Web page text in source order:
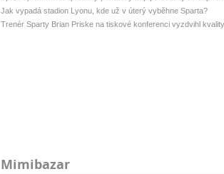
Jak vypadá stadion Lyonu, kde už v úterý vyběhne Sparta?
Trenér Sparty Brian Priske na tiskové konferenci vyzdvihl
Mimibazar